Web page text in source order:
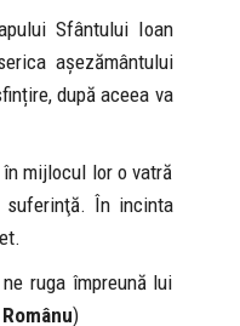
Sfântului Ioan
așezământului
după aceea va
mijlocul lor o vatră
suferinţă. În incinta
ruga împreună lui
)